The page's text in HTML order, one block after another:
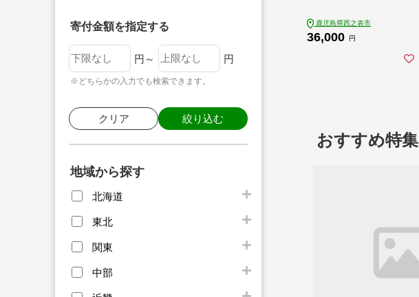
寄付金額を指定する
円～ 円
※どちらかの入力でも検索できます。
クリア 絞り込む
地域から探す
北海道
東北
関東
中部
ィアムレア 幻の逸品
リピーター続出 オス
鹿児島県西之表市
36,000 円
おすすめ特集